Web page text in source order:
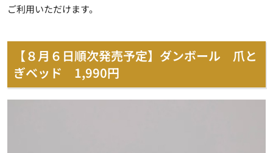
ご利用いただけます。
【８月６日順次発売予定】ダンボール 爪と
ぎベッド 1,990円